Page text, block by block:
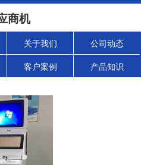
商机
关于我们 公司动态
客户案例 产品知识